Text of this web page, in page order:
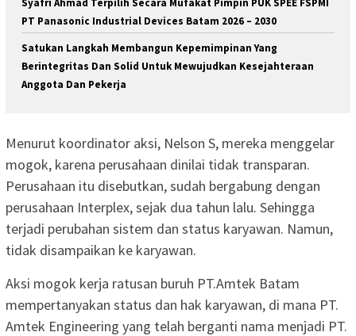
Syafri Ahmad Terpilih Secara Mufakat Pimpin PUK SPEE FSPMI
PT Panasonic Industrial Devices Batam 2026 – 2030
Satukan Langkah Membangun Kepemimpinan Yang
Berintegritas Dan Solid Untuk Mewujudkan Kesejahteraan
Anggota Dan Pekerja
Menurut koordinator aksi, Nelson S, mereka menggelar
mogok, karena perusahaan dinilai tidak transparan.
Perusahaan itu disebutkan, sudah bergabung dengan
perusahaan Interplex, sejak dua tahun lalu. Sehingga
terjadi perubahan sistem dan status karyawan. Namun,
tidak disampaikan ke karyawan.
Aksi mogok kerja ratusan buruh PT.Amtek Batam
mempertanyakan status dan hak karyawan, di mana PT.
Amtek Engineering yang telah berganti nama menjadi PT.